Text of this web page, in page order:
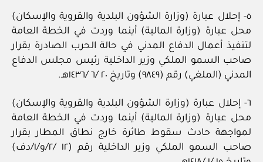
٥- إحلال عبارة (وزارة الشؤون البلدية والقروية والإسكان)
محل عبارة (وزارة المالية) أينما وردت في الخطة العامة
لتنفيذ أعمال الدفاع المدني في حالة الحرب الصادرة بقرار
صاحب السمو الملكي وزير الداخلية رئيس مجلس الدفاع
المدني (الملغي) رقم (٩٨٤٩) وتاريخ ٢٠ /٦ /١٤٣٦هـ.
٦- إحلال عبارة (وزارة الشؤون البلدية والقروية والإسكان)
محل عبارة (وزارة المالية) أينما وردت في الخطة العامة
لمواجهة حادث سقوط طائرة خارج نطاق المطار بقرار
صاحب السمو الملكي وزير الداخلية رقم (١٢ /٢/و/١/دف)